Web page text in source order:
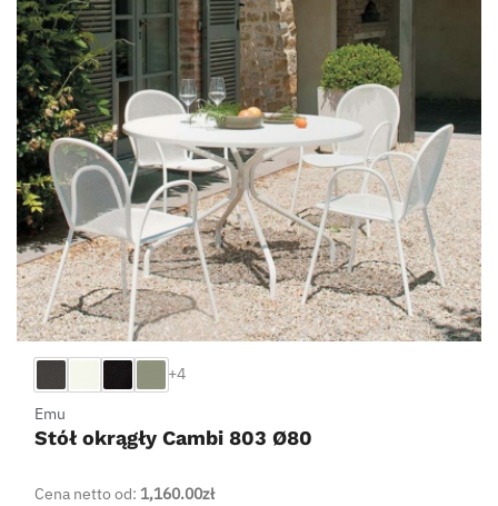
+4
Emu
Stół okrągły Cambi 803 Ø80
Cena netto od: 1,160.00zł